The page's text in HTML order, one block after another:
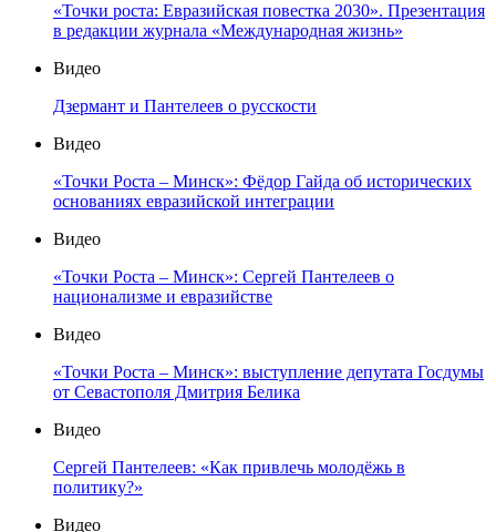
«Точки роста: Евразийская повестка 2030». Презентация
в редакции журнала «Международная жизнь»
Видео
Дзермант и Пантелеев о русскости
Видео
«Точки Роста – Минск»: Фёдор Гайда об исторических
основаниях евразийской интеграции
Видео
«Точки Роста – Минск»: Сергей Пантелеев о
национализме и евразийстве
Видео
«Точки Роста – Минск»: выступление депутата Госдумы
от Севастополя Дмитрия Белика
Видео
Сергей Пантелеев: «Как привлечь молодёжь в
политику?»
Видео